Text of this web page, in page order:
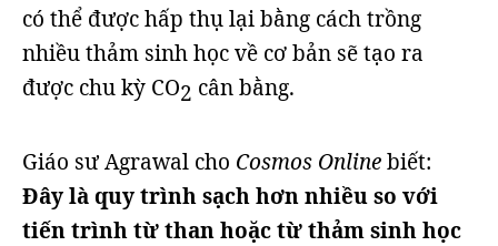
có thể được hấp thụ lại bằng cách trồng
nhiều thảm sinh học về cơ bản sẽ tạo ra
được chu kỳ CO2 cân bằng.
Giáo sư Agrawal cho Cosmos Onlinebiết:
Đây là quy trình sạch hơn nhiều so với
tiến trình từ than hoặc từ thảm sinh học